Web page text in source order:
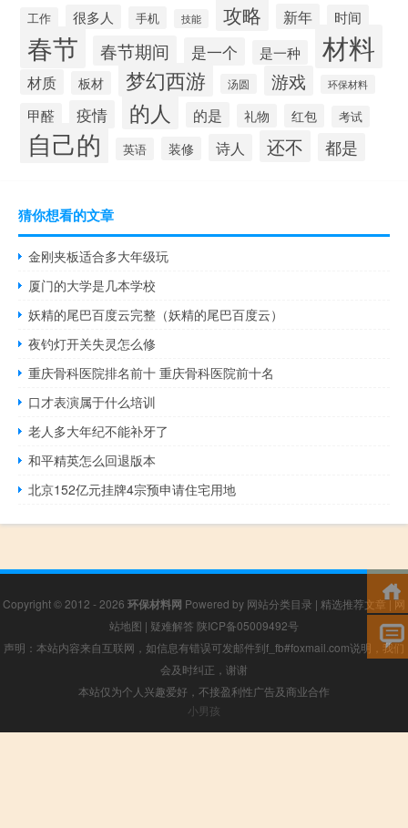
工作 很多人 手机 技能 攻略 新年 时间
春节 春节期间 是一个 是一种 材料
材质 板材 梦幻西游 汤圆 游戏 环保材料
甲醛 疫情 的人 的是 礼物 红包 考试
自己的 英语 装修 诗人 还不 都是
猜你想看的文章
金刚夹板适合多大年级玩
厦门的大学是几本学校
妖精的尾巴百度云完整（妖精的尾巴百度云）
夜钓灯开关失灵怎么修
重庆骨科医院排名前十 重庆骨科医院前十名
口才表演属于什么培训
老人多大年纪不能补牙了
和平精英怎么回退版本
北京152亿元挂牌4宗预申请住宅用地
Copyright © 2012 - 2026 环保材料网 Powered by 网站分类目录 | 精选推荐文章|网
站地图 | 疑难解答 陕ICP备05009492号
声明：本站内容来自互联网，如信息有错误可发邮件到f_fb#foxmail.com说明，我们
会及时纠正，谢谢
本站仅为个人兴趣爱好，不接盈利性广告及商业合作
小男孩